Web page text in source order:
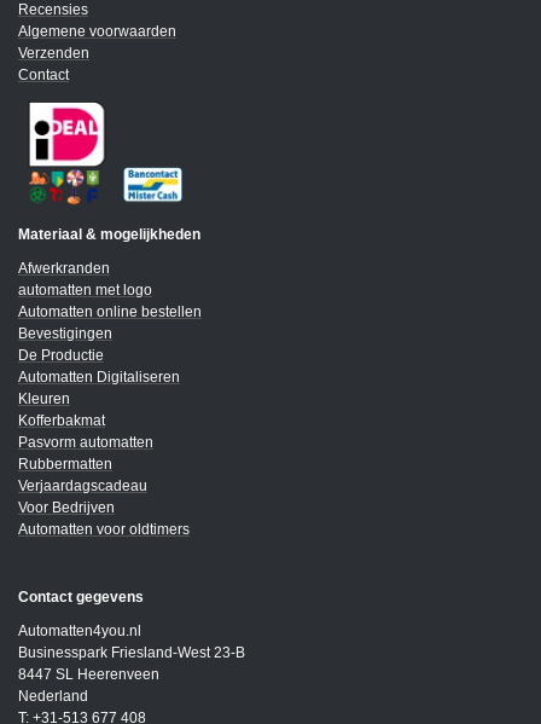
Recensies
Algemene voorwaarden
Verzenden
Contact
Materiaal & mogelijkheden
Afwerkranden
automatten met logo
Automatten online bestellen
Bevestigingen
De Productie
Automatten Digitaliseren
Kleuren
Kofferbakmat
Pasvorm automatten
Rubbermatten
Verjaardagscadeau
Voor Bedrijven
Automatten voor oldtimers
Contact gegevens
Automatten4you.nl
Businesspark Friesland-West 23-B
8447 SL Heerenveen
Nederland
T: +31-513 677 408